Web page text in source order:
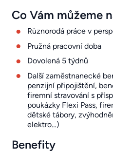
Co Vám můžeme
Různorodá práce v
Pružná pracovní doba
Dovolená 5 týdnů
Další zaměstnanecké
penzijní připojištění,
firemní stravování s
poukázky Flexi Pass,
dětské tábory,
elektro…)
Benefity